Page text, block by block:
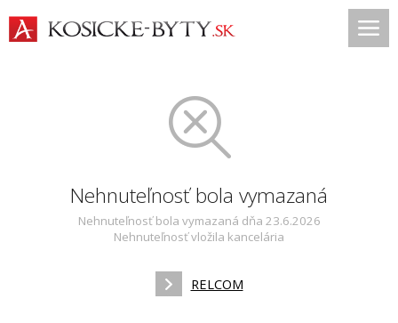
Nehnuteľnosť bola vymazaná
Nehnuteľnosť bola vymazaná dňa 23.6.2026
Nehnuteľnosť vložila kancelária
RELCOM